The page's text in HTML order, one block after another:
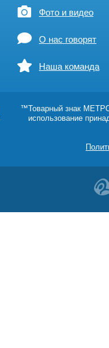
Фото и видео
О нас говорят
Наша команда
™Товарный знак
использование